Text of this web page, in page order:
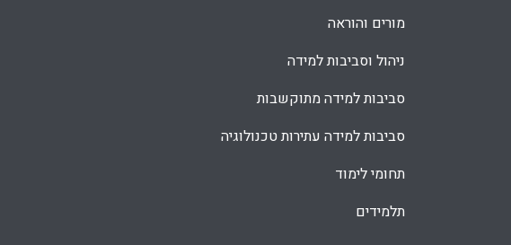
מורים והוראה
ניהול וסביבות למידה
סביבות למידה מתוקשבות
סביבות למידה עתירות טכנולוגיה
תחומי לימוד
תלמידים